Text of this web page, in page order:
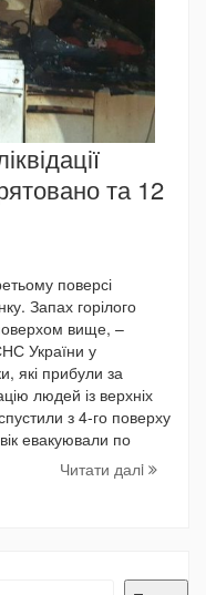
та 12
поверсі
Запах горілого
вище, –
України у
які прибули за
людей із верхніх
з 4-го поверху
евакуювали по
Читати далi